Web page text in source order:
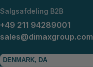
Salgsafdeling B2B
+49 211 94289001
sales@dimaxgroup.com
DENMARK, DA